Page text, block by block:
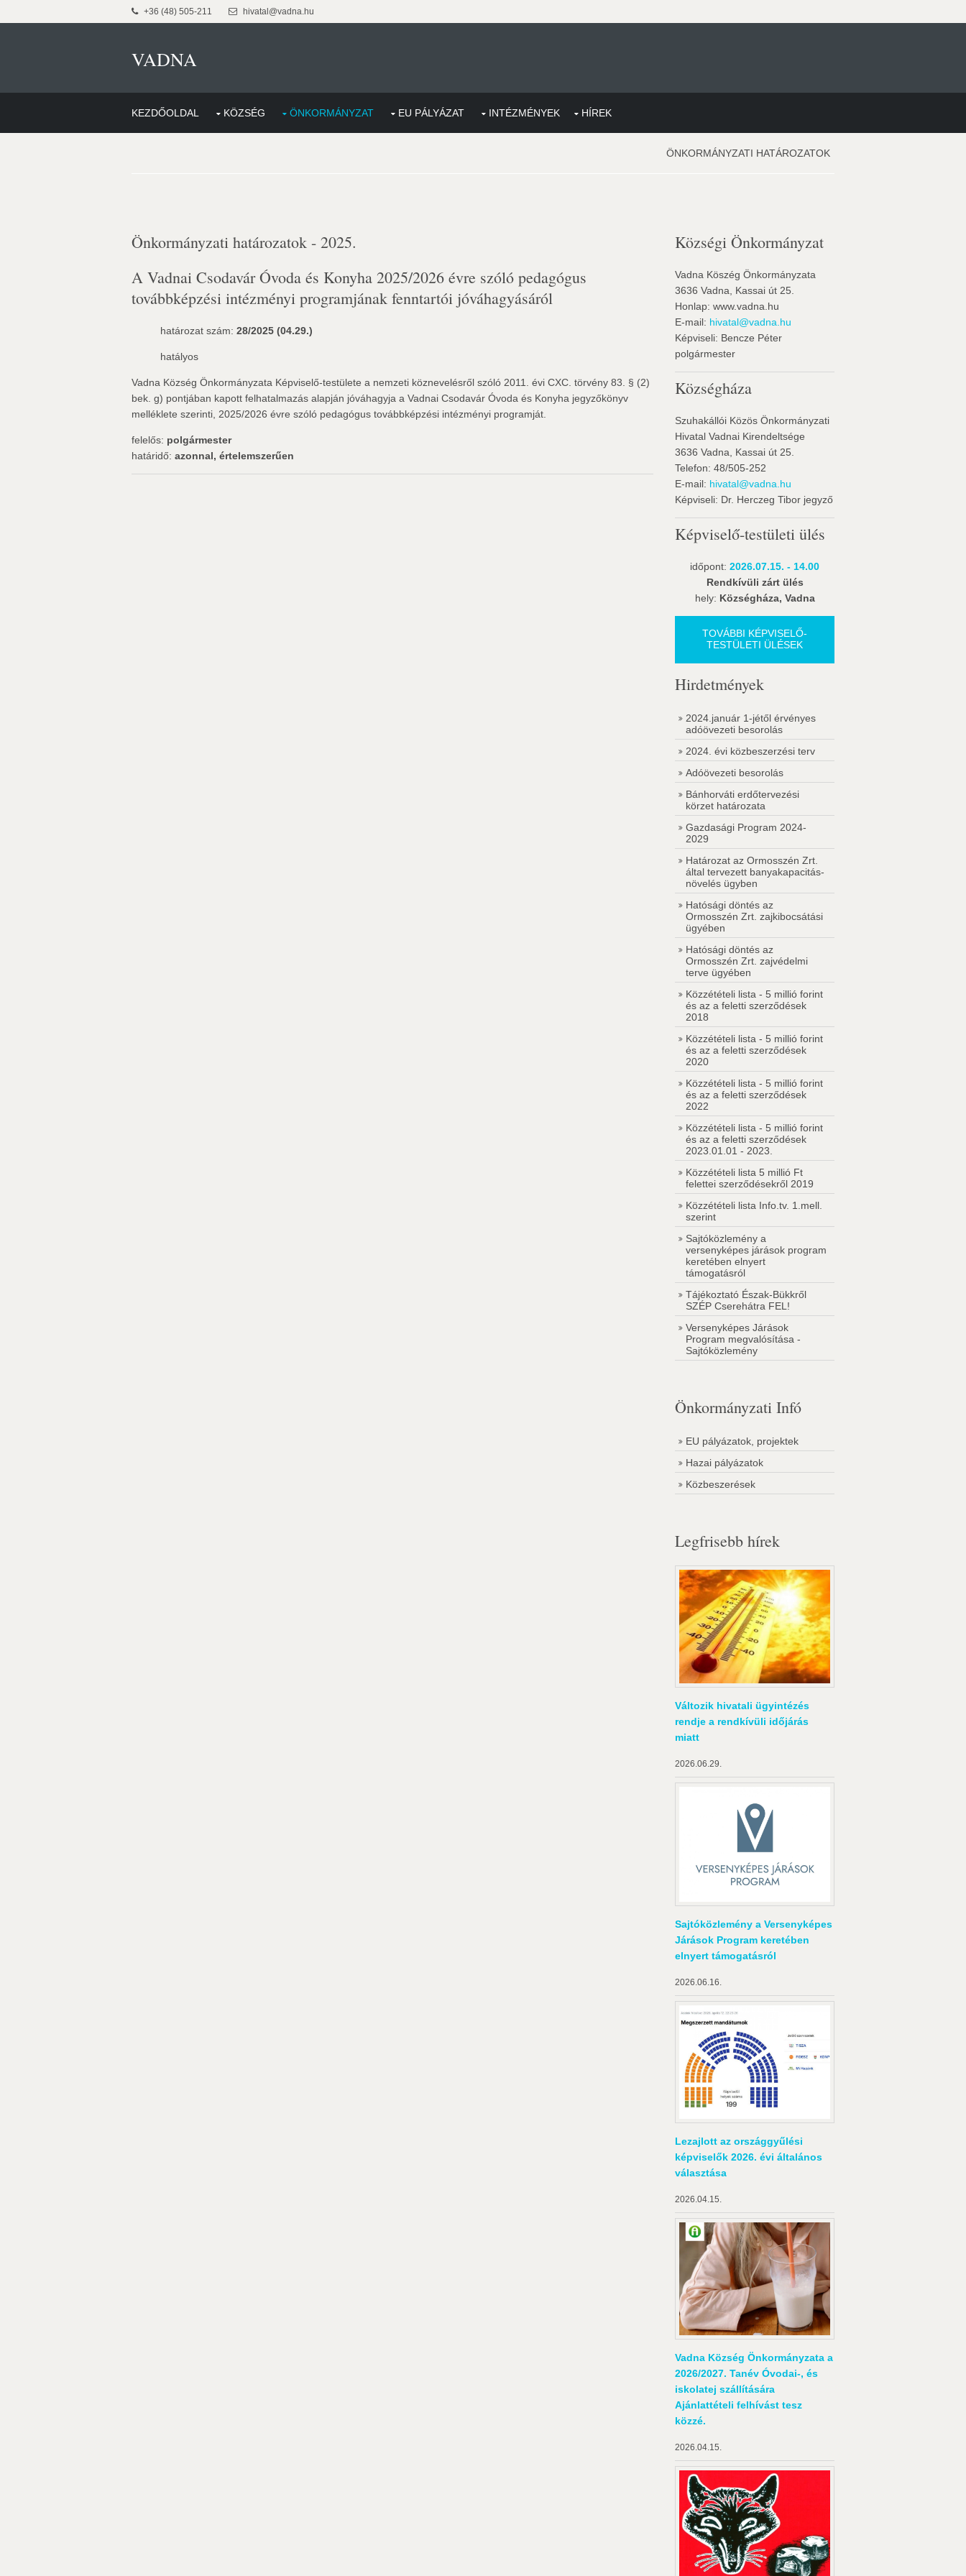
+36 (48) 505-211 hivatal@vadna.hu
VADNA
KEZDŐOLDAL KÖZSÉG ÖNKORMÁNYZAT EU PÁLYÁZAT INTÉZMÉNYEK HÍREK
ÖNKORMÁNYZATI HATÁROZATOK
Önkormányzati határozatok - 2025.
A Vadnai Csodavár Óvoda és Konyha 2025/2026 évre szóló pedagógus
továbbképzési intézményi programjának fenntartói jóváhagyásáról
határozat szám: 28/2025 (04.29.)
hatályos
Vadna Község Önkormányzata Képviselő-testülete a nemzeti köznevelésről szóló 2011. évi CXC. törvény 83. § (2)
bek. g) pontjában kapott felhatalmazás alapján jóváhagyja a Vadnai Csodavár Óvoda és Konyha jegyzőkönyv
melléklete szerinti, 2025/2026 évre szóló pedagógus továbbképzési intézményi programját.
felelős: polgármester
határidő: azonnal, értelemszerűen
Községi Önkormányzat
Vadna Köszég Önkormányzata
3636 Vadna, Kassai út 25.
Honlap: www.vadna.hu
E-mail: hivatal@vadna.hu
Képviseli: Bencze Péter
polgármester
Községháza
Szuhakállói Közös Önkormányzati
Hivatal Vadnai Kirendeltsége
3636 Vadna, Kassai út 25.
Telefon: 48/505-252
E-mail: hivatal@vadna.hu
Képviseli: Dr. Herczeg Tibor jegyző
Képviselő-testületi ülés
időpont: 2026.07.15. - 14.00
Rendkívüli zárt ülés
hely: Községháza, Vadna
TOVÁBBI KÉPVISELŐ-
TESTÜLETI ÜLÉSEK
Hirdetmények
2024.január 1-jétől érvényes
adóövezeti besorolás
2024. évi közbeszerzési terv
Adóövezeti besorolás
Bánhorváti erdőtervezési
körzet határozata
Gazdasági Program 2024-
2029
Határozat az Ormosszén Zrt.
által tervezett banyakapacitás-
növelés ügyben
Hatósági döntés az
Ormosszén Zrt. zajkibocsátási
ügyében
Hatósági döntés az
Ormosszén Zrt. zajvédelmi
terve ügyében
Közzétételi lista - 5 millió forint
és az a feletti szerződések
2018
Közzétételi lista - 5 millió forint
és az a feletti szerződések
2020
Közzétételi lista - 5 millió forint
és az a feletti szerződések
2022
Közzétételi lista - 5 millió forint
és az a feletti szerződések
2023.01.01 - 2023.
Közzétételi lista 5 millió Ft
felettei szerződésekről 2019
Közzétételi lista Info.tv. 1.mell.
szerint
Sajtóközlemény a
versenyképes járások program
keretében elnyert
támogatásról
Tájékoztató Észak-Bükkről
SZÉP Cserehátra FEL!
Versenyképes Járások
Program megvalósítása -
Sajtóközlemény
Önkormányzati Infó
EU pályázatok, projektek
Hazai pályázatok
Közbeszerések
Legfrisebb hírek
Változik hivatali ügyintézés
rendje a rendkívüli időjárás
miatt
2026.06.29.
Sajtóközlemény a Versenyképes
Járások Program keretében
elnyert támogatásról
2026.06.16.
Lezajlott az országgyűlési
képviselők 2026. évi általános
választása
2026.04.15.
Vadna Község Önkormányzata a
2026/2027. Tanév Óvodai-, és
iskolatej szállítására
Ajánlattételi felhívást tesz
közzé.
2026.04.15.